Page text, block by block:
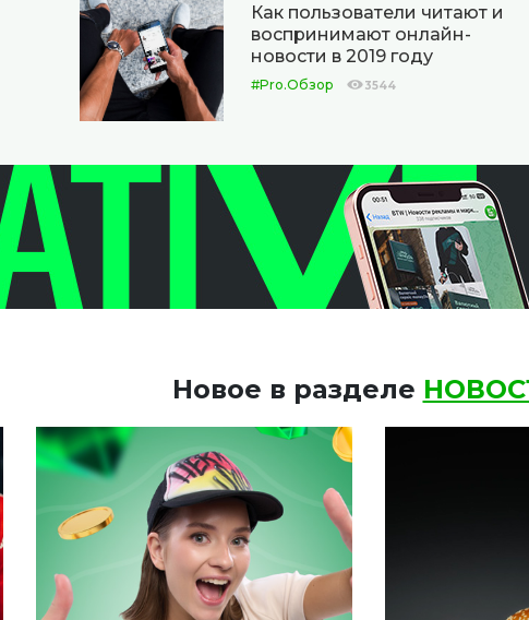
Как пользователи читают и
воспринимают онлайн-
новости в 2019 году
#Pro.Обзор 3544
Новое в разделе